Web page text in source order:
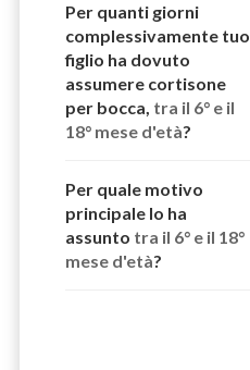
Per quanti giorni
complessivamente tuo
figlio ha dovuto
assumere cortisone
per bocca, tra il 6° e il
18° mese d'età?
Per quale motivo
principale lo ha
assunto tra il 6° e il 18°
mese d'età?